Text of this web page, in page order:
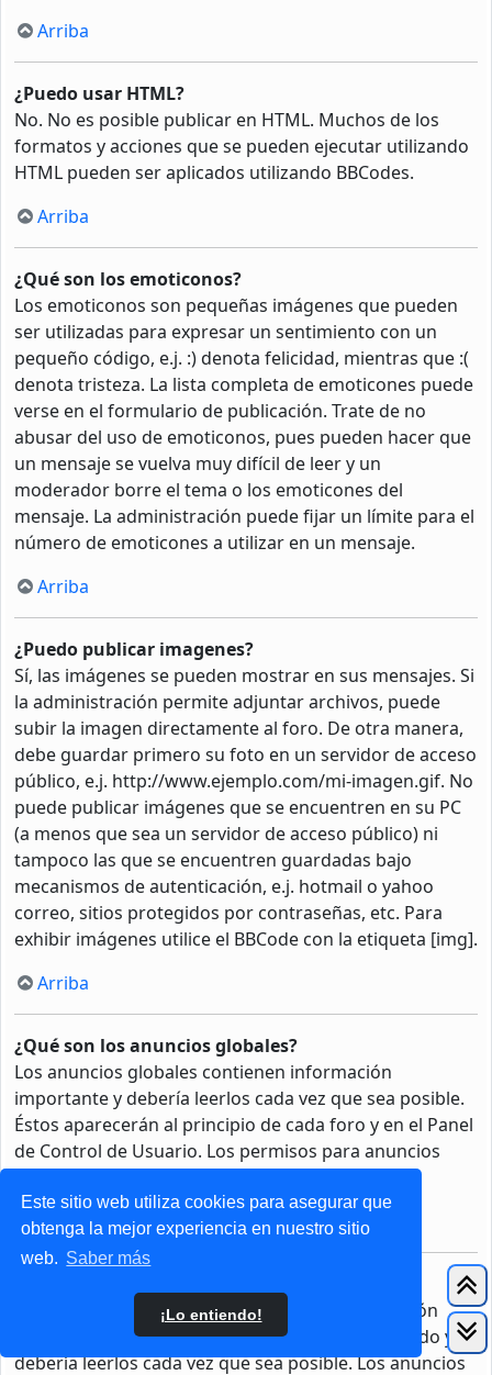
Este sitio web utiliza cookies para asegurar que
obtenga la mejor experiencia en nuestro sitio
web. Saber más
¡Lo entiendo!
Arriba
¿Puedo usar HTML?
No. No es posible publicar en HTML. Muchos de los
formatos y acciones que se pueden ejecutar utilizando
HTML pueden ser aplicados utilizando BBCodes.
Arriba
¿Qué son los emoticonos?
Los emoticonos son pequeñas imágenes que pueden
ser utilizadas para expresar un sentimiento con un
pequeño código, e.j. :) denota felicidad, mientras que :(
denota tristeza. La lista completa de emoticones puede
verse en el formulario de publicación. Trate de no
abusar del uso de emoticonos, pues pueden hacer que
un mensaje se vuelva muy difícil de leer y un
moderador borre el tema o los emoticones del
mensaje. La administración puede fijar un límite para el
número de emoticones a utilizar en un mensaje.
Arriba
¿Puedo publicar imagenes?
Sí, las imágenes se pueden mostrar en sus mensajes. Si
la administración permite adjuntar archivos, puede
subir la imagen directamente al foro. De otra manera,
debe guardar primero su foto en un servidor de acceso
público, e.j. http://www.ejemplo.com/mi-imagen.gif. No
puede publicar imágenes que se encuentren en su PC
(a menos que sea un servidor de acceso público) ni
tampoco las que se encuentren guardadas bajo
mecanismos de autenticación, e.j. hotmail o yahoo
correo, sitios protegidos por contraseñas, etc. Para
exhibir imágenes utilice el BBCode con la etiqueta [img].
Arriba
¿Qué son los anuncios globales?
Los anuncios globales contienen información
importante y debería leerlos cada vez que sea posible.
Éstos aparecerán al principio de cada foro y en el Panel
de Control de Usuario. Los permisos para anuncios
Arriba
Los anuncios muchas veces contienen información
importante sobre el foro que se encuentra leyendo y
debería leerlos cada vez que sea posible. Los anuncios